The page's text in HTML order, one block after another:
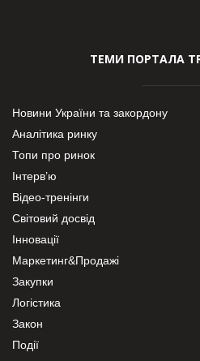
ТЕМИ ПОРТАЛА
Новини України та закордону
Аналітика ринку
Топи про ринок
Інтерв’ю
Відео-тренінги
Світовий досвід
Інновації
Маркетинг&Продажі
Закупки
Логістика
Закон
Події